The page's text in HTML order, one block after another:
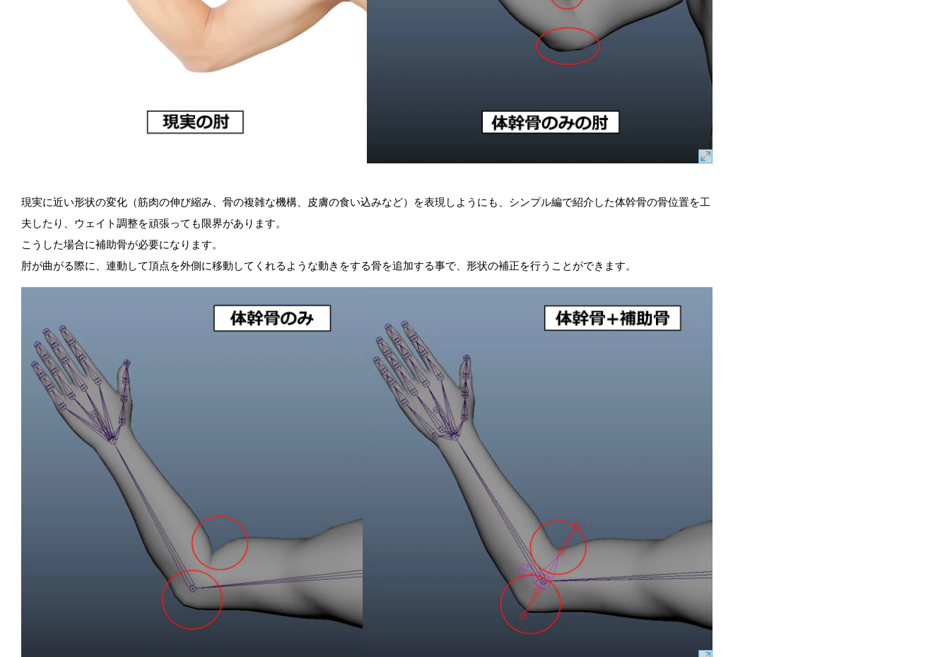
現実に近い形状の変化（筋肉の伸び縮み、骨の複雑な機構、皮膚の食い込みなど）を表現しようにも、シンプル編で紹介した体幹骨の骨位置を工
夫したり、ウェイト調整を頑張っても限界があります。
こうした場合に補助骨が必要になります。
肘が曲がる際に、連動して頂点を外側に移動してくれるような動きをする骨を追加する事で、形状の補正を行うことができます。